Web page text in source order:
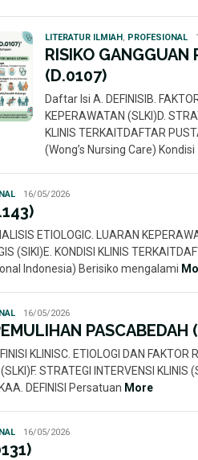
LITERATUR ILMIAH PROFESIONAL
RISIKO GANGGUAN
(D.0107)
Daftar Isi A. DEFINISIB.
KEPERAWATAN (SLKI)D.
KLINIS TERKAITDAFTAR
(Wong’s Nursing Care) Kondisi
Rahmi
Nur
16/05/2026
ETIOLOGIC. LUARAN
(SIKI)E. KONDISI KLINIS
Indonesia) Berisiko mengalami
Rahmi
Nur
16/05/2026
PASCABEDAH
KLINISC. ETIOLOGI DAN FAKTOR
STRATEGI INTERVENSI KLINIS
DEFINISI Persatuan More
Rahmi
Nur
16/05/2026